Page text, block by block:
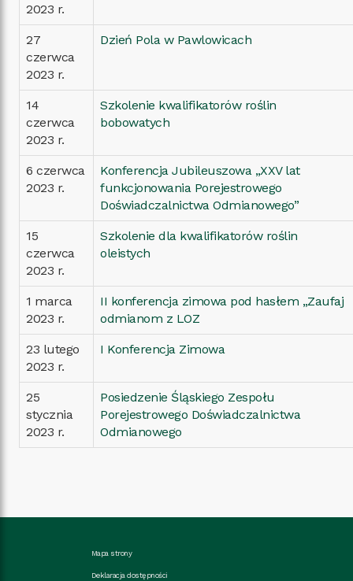
2023 r.
27
czerwca
2023 r.
Dzień Pola w Pawlowicach
14
czerwca
2023 r.
Szkolenie kwalifikatorów roślin
bobowatych
6 czerwca
2023 r.
Konferencja Jubileuszowa „XXV lat
funkcjonowania Porejestrowego
Doświadczalnictwa Odmianowego”
15
czerwca
2023 r.
Szkolenie dla kwalifikatorów roślin
oleistych
1 marca
2023 r.
II konferencja zimowa pod hasłem „Zaufaj
odmianom z LOZ
23 lutego
2023 r.
I Konferencja Zimowa
25
stycznia
2023 r.
Posiedzenie Śląskiego Zespołu
Porejestrowego Doświadczalnictwa
Odmianowego
Mapa strony
Deklaracja dostępności